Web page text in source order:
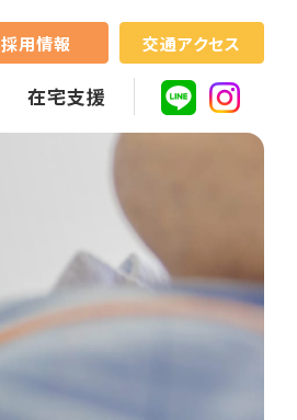
採用情報 交通アクセス
在宅支援